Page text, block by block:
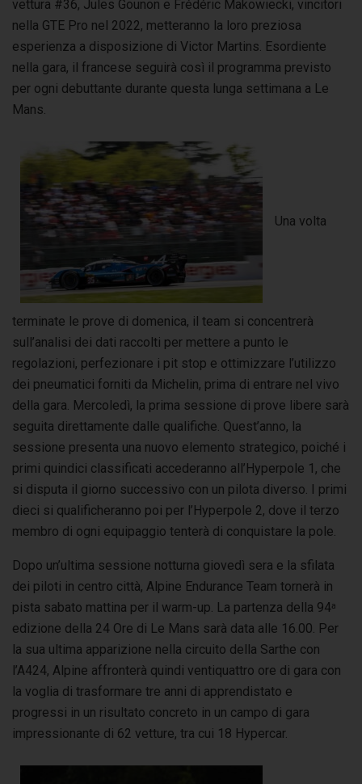
vettura #36, Jules Gounon e Frédéric Makowiecki, vincitori
nella GTE Pro nel 2022, metteranno la loro preziosa
esperienza a disposizione di Victor Martins. Esordiente
nella gara, il francese seguirà così il programma previsto
per ogni debuttante durante questa lunga settimana a Le
Mans.
Una volta
terminate le prove di domenica, il team si concentrerà
sull’analisi dei dati raccolti per mettere a punto le
regolazioni, perfezionare i pit stop e ottimizzare l’utilizzo
dei pneumatici forniti da Michelin, prima di entrare nel vivo
della gara. Mercoledì, la prima sessione di prove libere sarà
seguita direttamente dalle qualifiche. Quest’anno, la
sessione presenta una nuovo elemento strategico, poiché i
primi quindici classificati accederanno all’Hyperpole 1, che
si disputa il giorno successivo con un pilota diverso. I primi
dieci si qualificheranno poi per l’Hyperpole 2, dove il terzo
membro di ogni equipaggio tenterà di conquistare la pole.
Dopo un’ultima sessione notturna giovedì sera e la sfilata
dei piloti in centro città, Alpine Endurance Team tornerà in
pista sabato mattina per il warm-up. La partenza della 94a
edizione della 24 Ore di Le Mans sarà data alle 16.00. Per
la sua ultima apparizione nella circuito della Sarthe con
l’A424, Alpine affronterà quindi ventiquattro ore di gara con
la voglia di trasformare tre anni di apprendistato e
progressi in un risultato concreto in un campo di gara
impressionante di 62 vetture, tra cui 18 Hypercar.